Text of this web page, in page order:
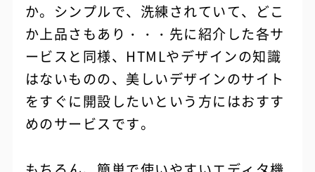
か。シンプルで、洗練されていて、どこ
か上品さもあり・・・先に紹介した各サ
ービスと同様、HTMLやデザインの知識
はないものの、美しいデザインのサイト
をすぐに開設したいという方にはおすす
めのサービスです。